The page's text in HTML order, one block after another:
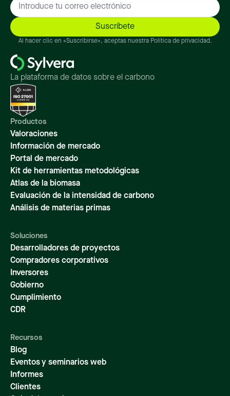
Al hacer clic en «Suscribirse», aceptas nuestra Política de privacidad.
La plataforma de datos sobre el carbono
Productos
Valoraciones
Información de mercado
Portal de mercado
Kit de herramientas metodológicas
Atlas de la biomasa
Evaluación de la intensidad de carbono
Análisis de materias primas
Soluciones
Desarrolladores de proyectos
Compradores corporativos
Inversores
Gobierno
Cumplimiento
CDR
Recursos
Blog
Eventos y seminarios web
Informes
Clientes